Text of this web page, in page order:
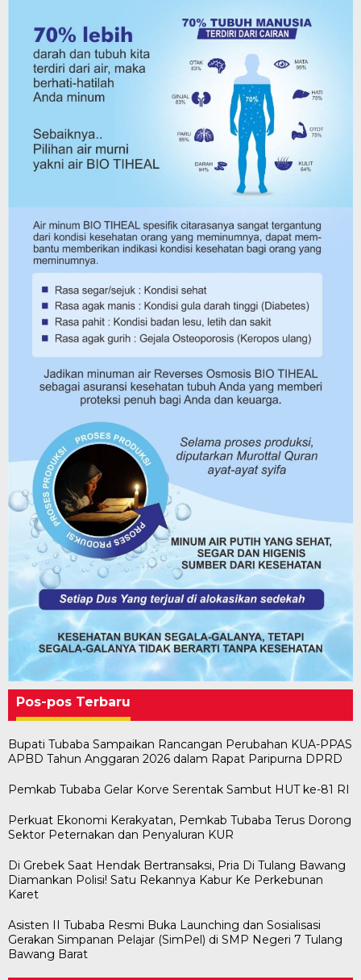
Pos-pos Terbaru
Bupati Tubaba Sampaikan Rancangan Perubahan KUA-PPAS
APBD Tahun Anggaran 2026 dalam Rapat Paripurna DPRD
Pemkab Tubaba Gelar Korve Serentak Sambut HUT ke-81 RI
Perkuat Ekonomi Kerakyatan, Pemkab Tubaba Terus Dorong
Sektor Peternakan dan Penyaluran KUR
Di Grebek Saat Hendak Bertransaksi, Pria Di Tulang Bawang
Diamankan Polisi! Satu Rekannya Kabur Ke Perkebunan
Karet
Asisten II Tubaba Resmi Buka Launching dan Sosialisasi
Gerakan Simpanan Pelajar (SimPel) di SMP Negeri 7 Tulang
Bawang Barat